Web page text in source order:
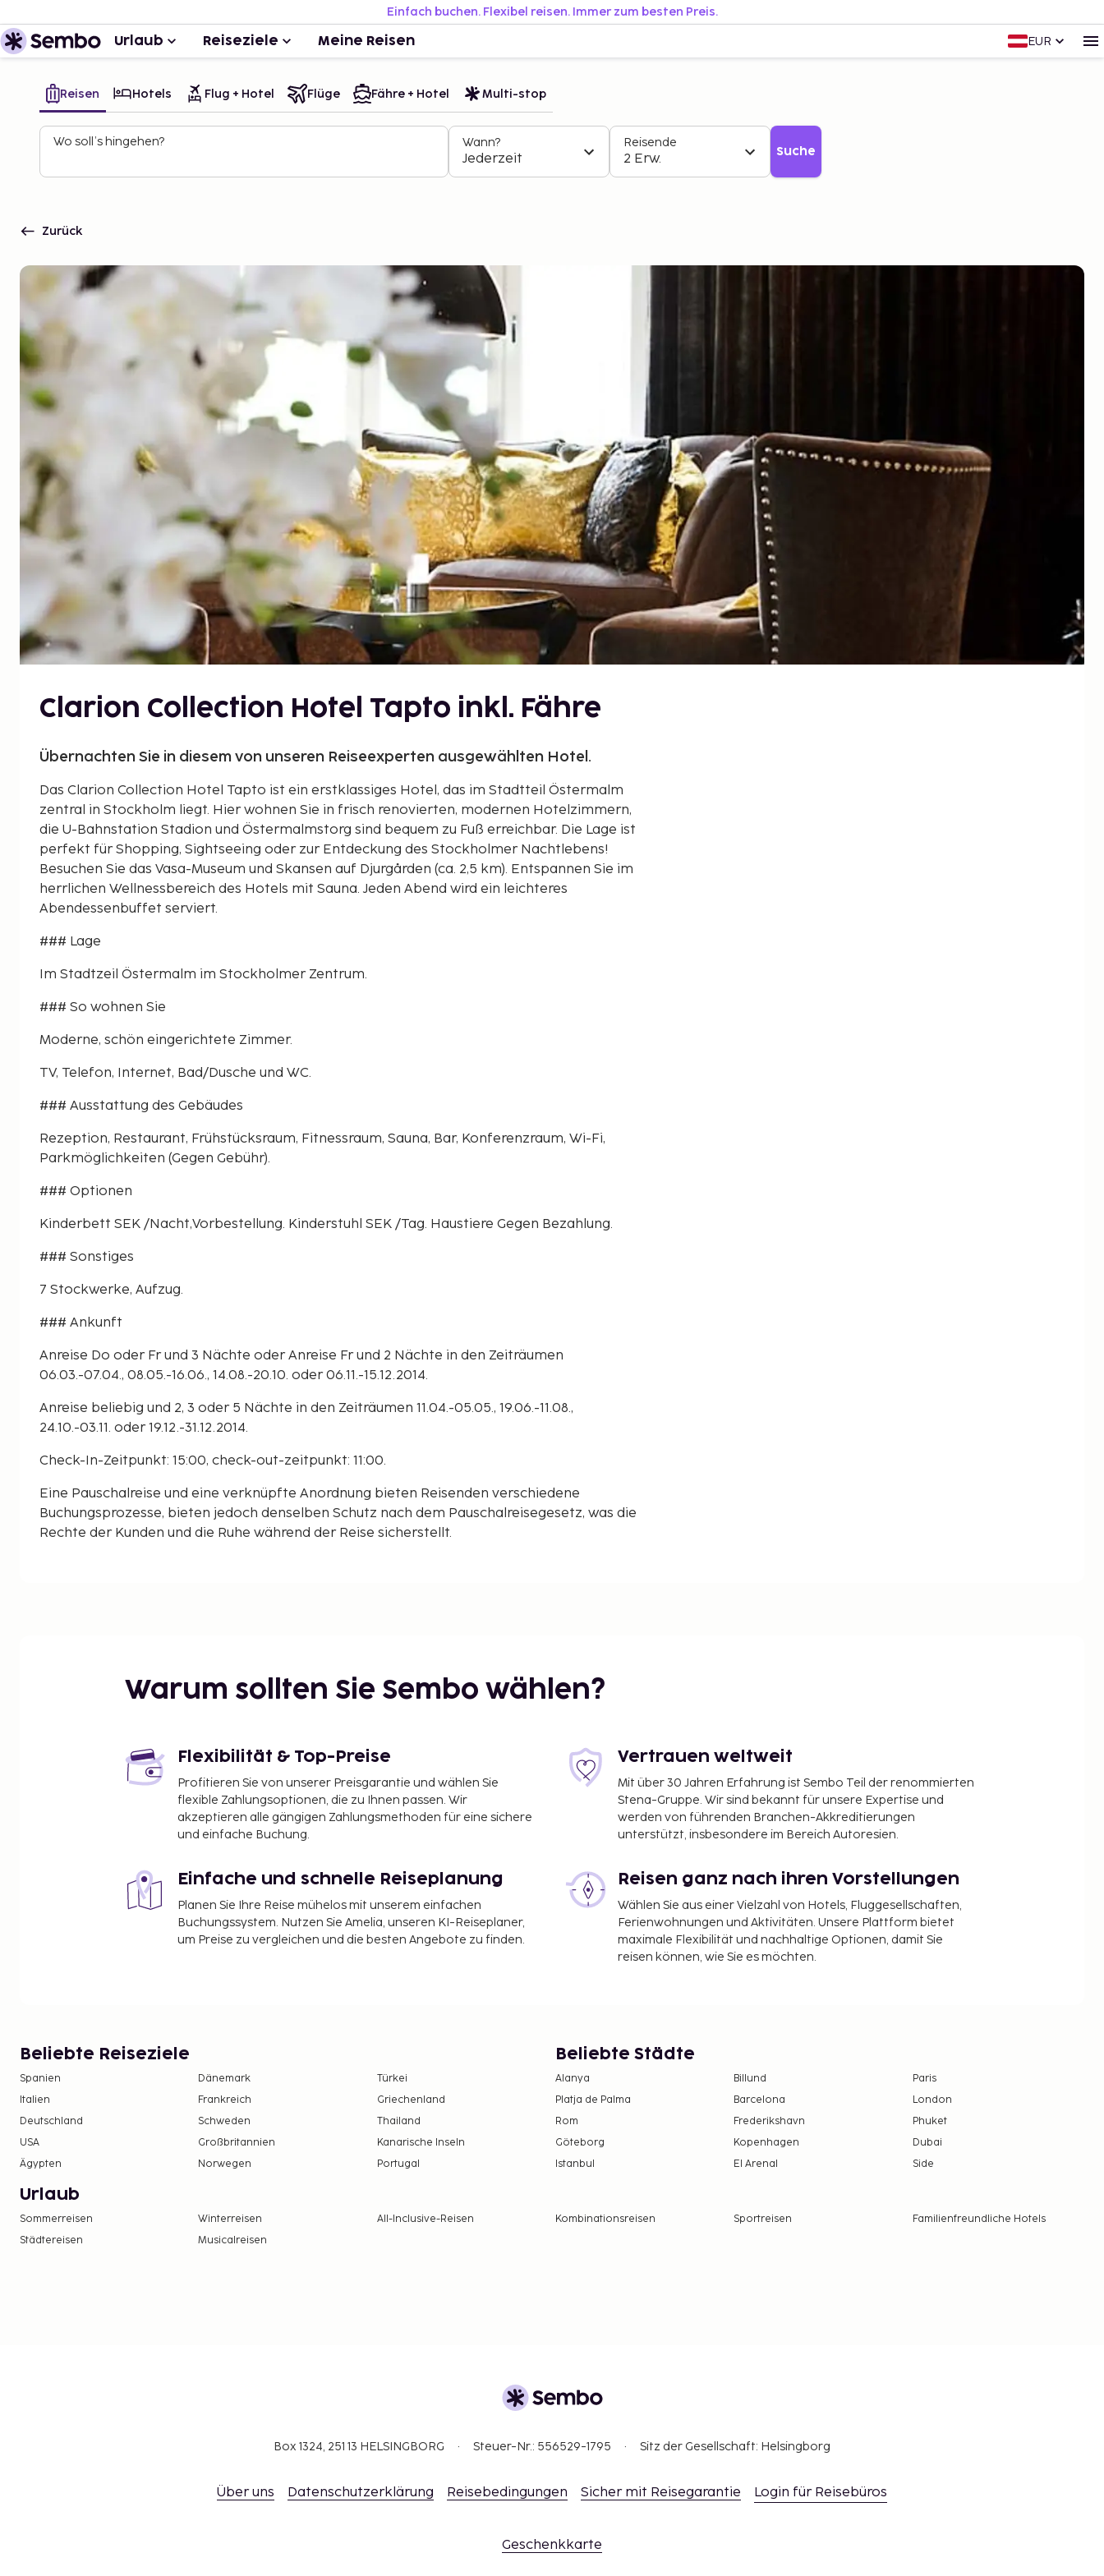
Einfach buchen. Flexibel reisen. Immer zum besten Preis.
Urlaub Reiseziele Meine Reisen EUR
Reisen Hotels Flug + Hotel Flüge Fähre + Hotel Multi-stop
Wo soll’s hingehen? Wann?
Jederzeit
Reisende
2 Erw. Suche
Zurück
Clarion Collection Hotel Tapto inkl. Fähre
Übernachten Sie in diesem von unseren Reiseexperten ausgewählten Hotel.
Das Clarion Collection Hotel Tapto ist ein erstklassiges Hotel, das im Stadtteil Östermalm
zentral in Stockholm liegt. Hier wohnen Sie in frisch renovierten, modernen Hotelzimmern,
die U-Bahnstation Stadion und Östermalmstorg sind bequem zu Fuß erreichbar. Die Lage ist
perfekt für Shopping, Sightseeing oder zur Entdeckung des Stockholmer Nachtlebens!
Besuchen Sie das Vasa-Museum und Skansen auf Djurgården (ca. 2,5 km). Entspannen Sie im
herrlichen Wellnessbereich des Hotels mit Sauna. Jeden Abend wird ein leichteres
Abendessenbuffet serviert.
### Lage
Im Stadtzeil Östermalm im Stockholmer Zentrum.
### So wohnen Sie
Moderne, schön eingerichtete Zimmer.
TV, Telefon, Internet, Bad/Dusche und WC.
### Ausstattung des Gebäudes
Rezeption, Restaurant, Frühstücksraum, Fitnessraum, Sauna, Bar, Konferenzraum, Wi-Fi,
Parkmöglichkeiten (Gegen Gebühr).
### Optionen
Kinderbett SEK /Nacht,Vorbestellung. Kinderstuhl SEK /Tag. Haustiere Gegen Bezahlung.
### Sonstiges
7 Stockwerke, Aufzug.
### Ankunft
Anreise Do oder Fr und 3 Nächte oder Anreise Fr und 2 Nächte in den Zeiträumen
06.03.-07.04., 08.05.-16.06., 14.08.-20.10. oder 06.11.-15.12.2014.
Anreise beliebig und 2, 3 oder 5 Nächte in den Zeiträumen 11.04.-05.05., 19.06.-11.08.,
24.10.-03.11. oder 19.12.-31.12.2014.
Check-In-Zeitpunkt: 15:00, check-out-zeitpunkt: 11:00.
Eine Pauschalreise und eine verknüpfte Anordnung bieten Reisenden verschiedene
Buchungsprozesse, bieten jedoch denselben Schutz nach dem Pauschalreisegesetz, was die
Rechte der Kunden und die Ruhe während der Reise sicherstellt.
Warum sollten Sie Sembo wählen?
Flexibilität & Top-Preise
Profitieren Sie von unserer Preisgarantie und wählen Sie
flexible Zahlungsoptionen, die zu Ihnen passen. Wir
akzeptieren alle gängigen Zahlungsmethoden für eine sichere
und einfache Buchung.
Vertrauen weltweit
Mit über 30 Jahren Erfahrung ist Sembo Teil der renommierten
Stena-Gruppe. Wir sind bekannt für unsere Expertise und
werden von führenden Branchen-Akkreditierungen
unterstützt, insbesondere im Bereich Autoresien.
Einfache und schnelle Reiseplanung
Planen Sie Ihre Reise mühelos mit unserem einfachen
Buchungssystem. Nutzen Sie Amelia, unseren KI-Reiseplaner,
um Preise zu vergleichen und die besten Angebote zu finden.
Reisen ganz nach ihren Vorstellungen
Wählen Sie aus einer Vielzahl von Hotels, Fluggesellschaften,
Ferienwohnungen und Aktivitäten. Unsere Plattform bietet
maximale Flexibilität und nachhaltige Optionen, damit Sie
reisen können, wie Sie es möchten.
Beliebte Reiseziele
Spanien Dänemark
Türkei
Italien
Frankreich
Griechenland
Deutschland
Schweden
Thailand
USA
Großbritannien
Kanarische Inseln
Ägypten
Norwegen Portugal
Beliebte Städte
Alanya Billund
Paris
Platja de Palma
Barcelona
London
Rom
Frederikshavn
Phuket
Göteborg
Kopenhagen
Dubai
Istanbul
El Arenal Side
Urlaub
Sommerreisen Winterreisen All-Inclusive-Reisen Kombinationsreisen Sportreisen
Familienfreundliche Hotels
Städtereisen
Musicalreisen
Box 1324, 251 13 HELSINGBORG Steuer-Nr.: 556529-1795 Sitz der Gesellschaft: Helsingborg
Über uns Datenschutzerklärung Reisebedingungen Sicher mit Reisegarantie Login für Reisebüros
Geschenkkarte